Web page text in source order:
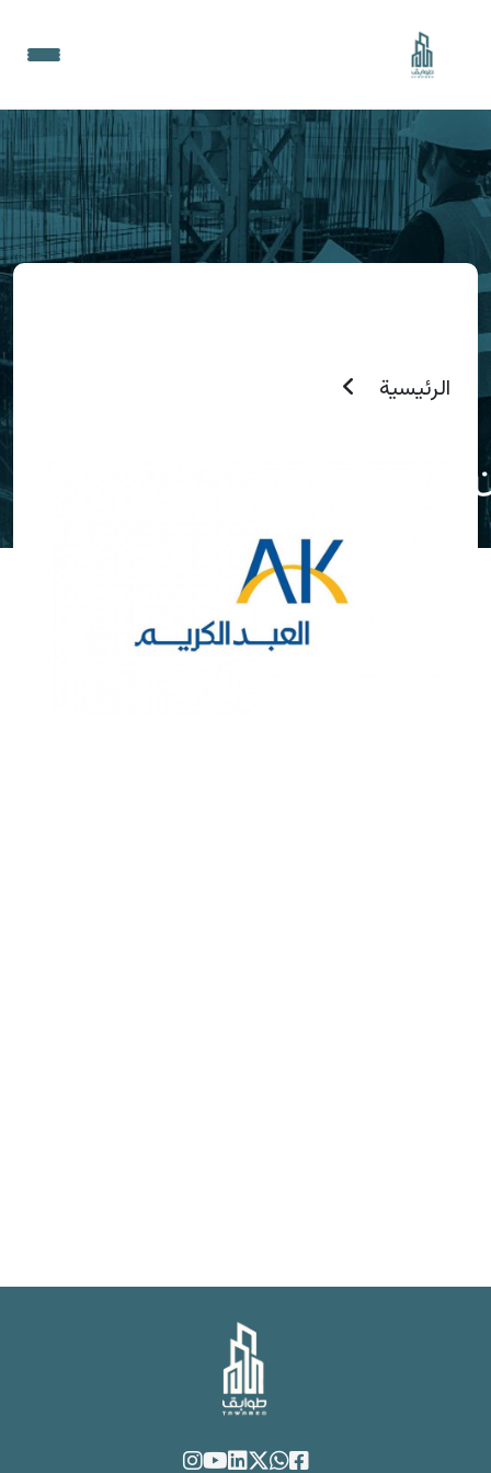
الرئيسية